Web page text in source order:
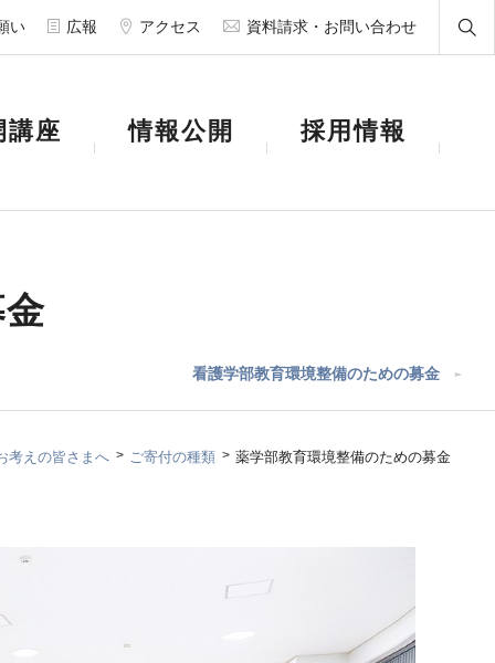
い 広報 アクセス 資料請求・お問い合わせ
講座 情報公開 採用情報
看護学部教育環境整備のための募金
考えの皆さまへ ご寄付の種類 薬学部教育環境整備のための募金